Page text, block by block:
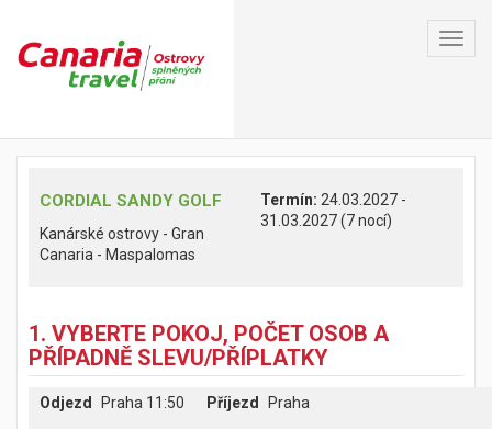
CORDIAL SANDY GOLF
Kanárské ostrovy - Gran
Canaria - Maspalomas
Termín: 24.03.2027 -
31.03.2027 (7 nocí)
1. VYBERTE POKOJ, POČET OSOB A
PŘÍPADNĚ SLEVU/PŘÍPLATKY
Odjezd Praha 11:50 Příjezd Praha